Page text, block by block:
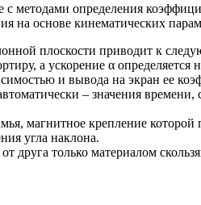
с методами определения
на основе кинематических
плоскости приводит к
а ускорение α
и вывода на экран ее
– значения
магнитное крепление
угла наклона.
друга только материалом